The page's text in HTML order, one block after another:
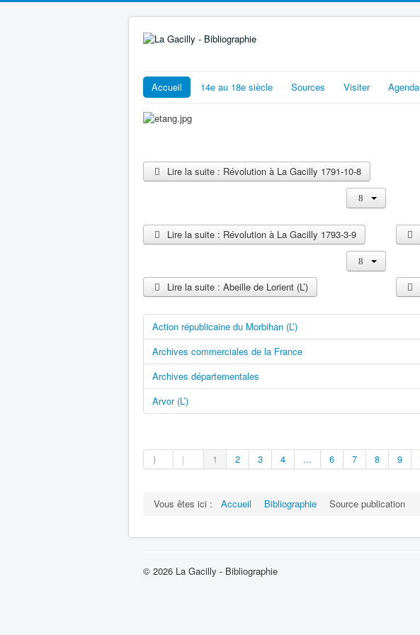
Accueil 14e au 18e siècle Sources Visiter Agenda
Lire la suite : Révolution à La Gacilly 1791-10-8
Lire la suite : Révolution à La Gacilly 1793-3-9
Lire la suite : Abeille de Lorient (L’)
Action républicaine du Morbihan (L’)
Archives commerciales de la France
Archives départementales
Arvor (L’)
1 2 3 4 ... 6 7 8 9
Vous êtes ici : Accueil Bibliographie Source publication
© 2026 La Gacilly - Bibliographie